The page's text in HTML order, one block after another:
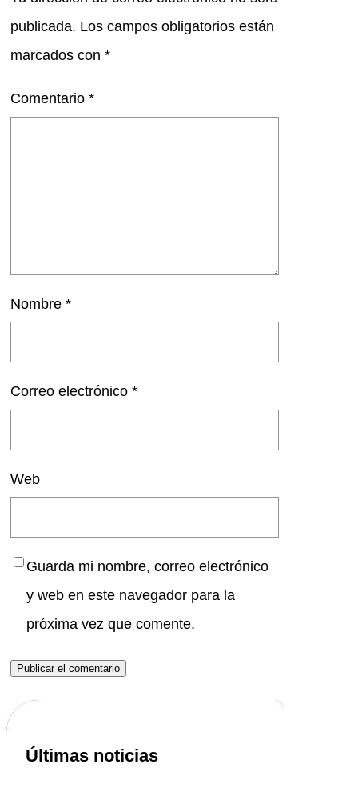
publicada. Los campos obligatorios están
marcados con *
Comentario *
Nombre *
Correo electrónico *
Web
Guarda mi nombre, correo electrónico
y web en este navegador para la
próxima vez que comente.
Últimas noticias